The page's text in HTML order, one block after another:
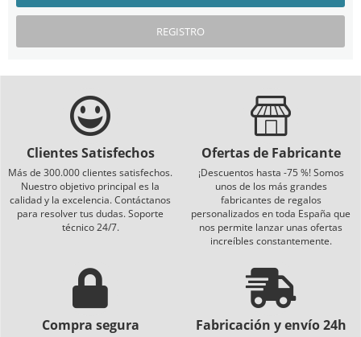
REGISTRO
Clientes Satisfechos
Más de 300.000 clientes satisfechos.
Nuestro objetivo principal es la
calidad y la excelencia. Contáctanos
para resolver tus dudas. Soporte
técnico 24/7.
Ofertas de Fabricante
¡Descuentos hasta -75 %! Somos
unos de los más grandes
fabricantes de regalos
personalizados en toda España que
nos permite lanzar unas ofertas
increíbles constantemente.
Compra segura Fabricación y envío 24h